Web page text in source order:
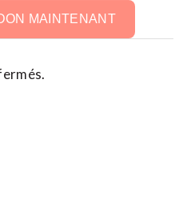
MAINTENANT